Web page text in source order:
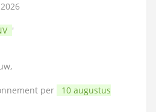
'
per
10 augustus